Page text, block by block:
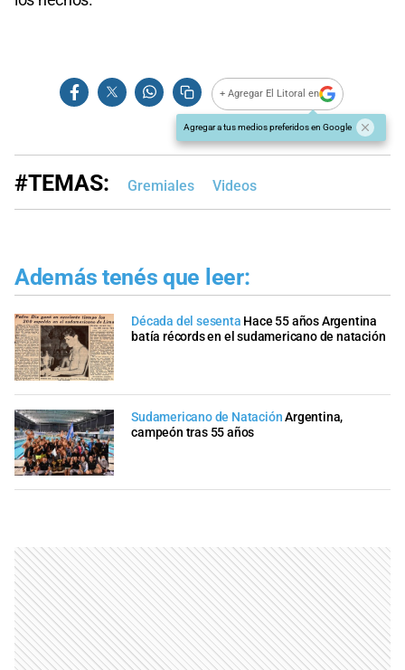
+ Agregar El Litoral en
Agregar a tus medios preferidos en Google
#TEMAS: Gremiales Videos
Además tenés que leer:
Década del sesenta Hace 55 años Argentina
batía récords en el sudamericano de natación
Sudamericano de NataciónArgentina,
campeón tras 55 años